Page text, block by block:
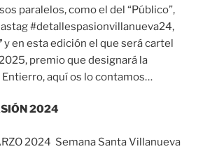
paralelos, como el del “Público”,
#detallespasionvillanueva24,
y en esta edición el que será cartel
premio que designará la
aquí os lo contamos…
2024
2024 Semana Santa Villanueva